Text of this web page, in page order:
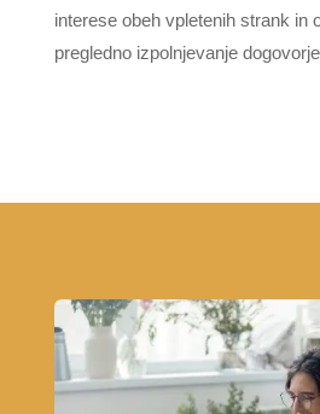
interese obeh vpletenih strank in
pregledno izpolnjevanje